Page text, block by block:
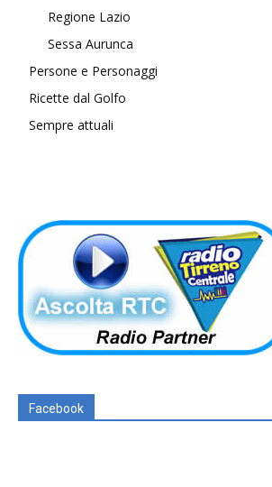
Regione Lazio
Sessa Aurunca
Persone e Personaggi
Ricette dal Golfo
Sempre attuali
Facebook